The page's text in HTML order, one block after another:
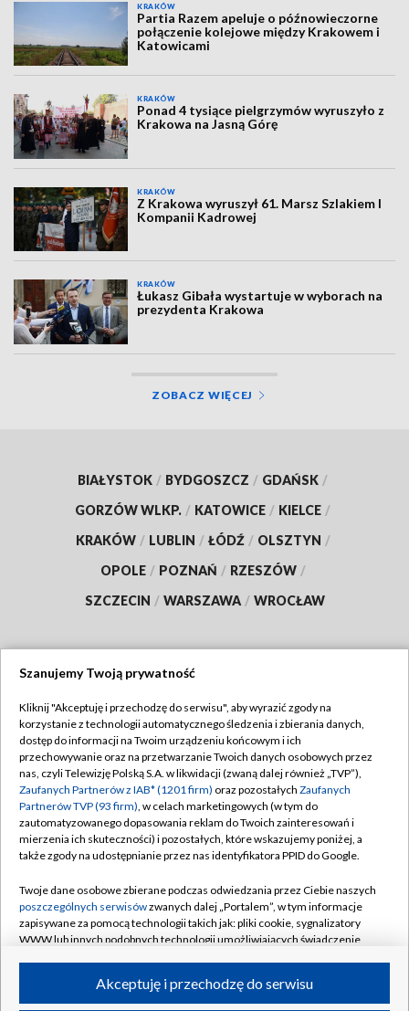
KRAKÓW
Partia Razem apeluje o późnowieczorne
połączenie kolejowe między Krakowem i
Katowicami
KRAKÓW
Ponad 4 tysiące pielgrzymów wyruszyło z
Krakowa na Jasną Górę
KRAKÓW
Z Krakowa wyruszył 61. Marsz Szlakiem I
Kompanii Kadrowej
KRAKÓW
Łukasz Gibała wystartuje w wyborach na
prezydenta Krakowa
ZOBACZ WIĘCEJ
BIAŁYSTOK / BYDGOSZCZ / GDAŃSK /
GORZÓW WLKP. / KATOWICE / KIELCE /
KRAKÓW / LUBLIN / ŁÓDŹ / OLSZTYN /
OPOLE / POZNAŃ / RZESZÓW /
SZCZECIN / WARSZAWA / WROCŁAW
TVP
Abonament TVP
Emisja w TVP
Centrum informacji TVP
Naziemna Telewizja Cyfrowa
Rada Programowa
System NOS
Informacje o nadawcy
Program dla prasy
Regulamin TVP
Polityka prywatności
Moje zgody
Pomoc
Kontakt
Kanały
Szanujemy Twoją prywatność
Kliknij "Akceptuję i przechodzę do serwisu", aby wyrazić zgody na
korzystanie z technologii automatycznego śledzenia i zbierania danych,
dostęp do informacji na Twoim urządzeniu końcowym i ich
przechowywanie oraz na przetwarzanie Twoich danych osobowych przez
nas, czyli Telewizję Polską S.A. w likwidacji (zwaną dalej również „TVP”),
Zaufanych Partnerów z IAB* (1201 firm) oraz pozostałych Zaufanych
Partnerów TVP (93 firm), w celach marketingowych (w tym do
zautomatyzowanego dopasowania reklam do Twoich zainteresowań i
mierzenia ich skuteczności) i pozostałych, które wskazujemy poniżej, a
także zgody na udostępnianie przez nas identyfikatora PPID do Google.
Twoje dane osobowe zbierane podczas odwiedzania przez Ciebie naszych
poszczególnych serwisówzwanych dalej „Portalem”, w tym informacje
zapisywane za pomocą technologii takich jak: pliki cookie, sygnalizatory
WWW lub innych podobnych technologii umożliwiających świadczenie
ruchu w Internecie.Akceptuję i przechodzę do serwisu